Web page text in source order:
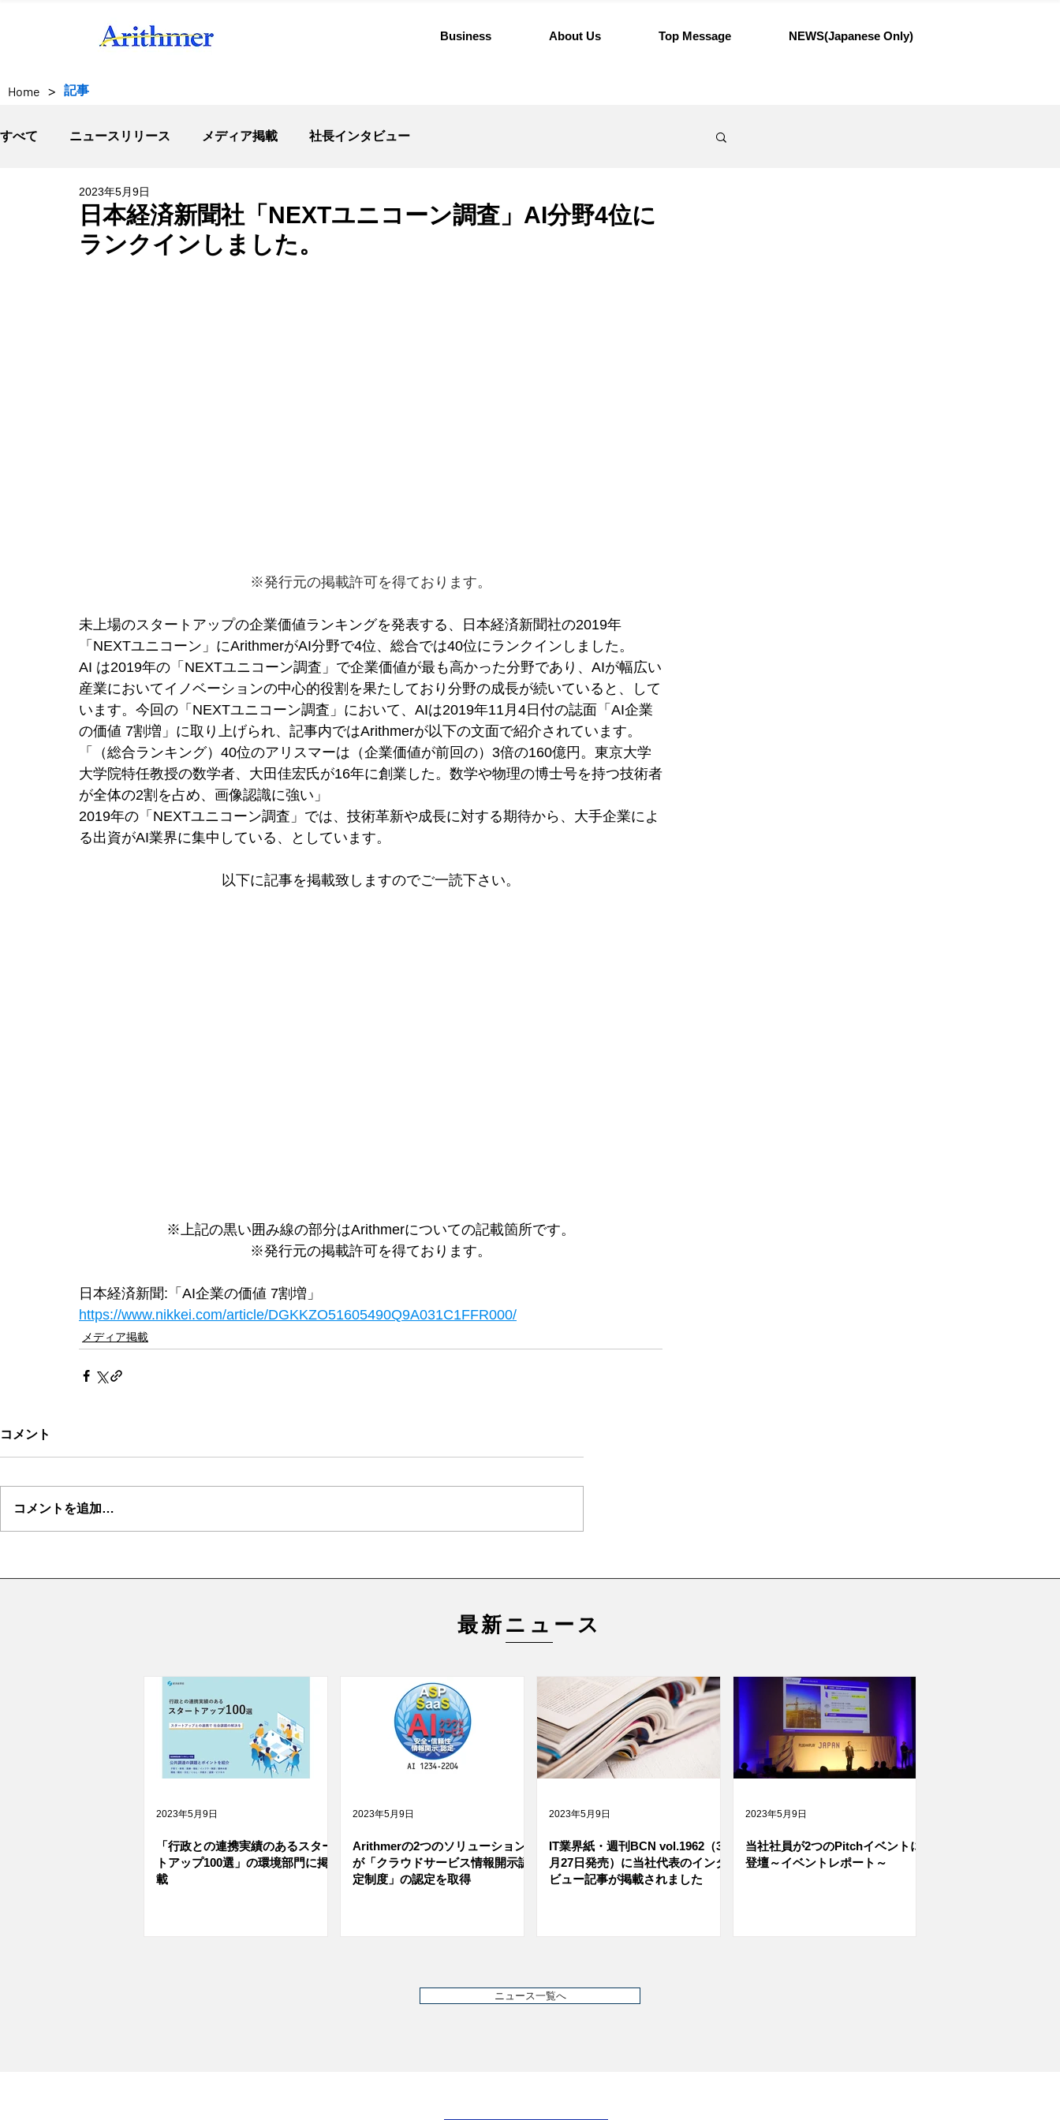
Business About Us Top Message NEWS(Japanese Only)
Home > 記事
すべて ニュースリリース メディア掲載 社長インタビュー
日本経済新聞社「NEXTユニコーン調査」AI分野4位に
ランクインしました。
2023年5月9日
※発行元の掲載許可を得ております。
未上場のスタートアップの企業価値ランキングを発表する、日本経済新聞社の2019年
「NEXTユニコーン」にArithmerがAI分野で4位、総合では40位にランクインしました。
AI は2019年の「NEXTユニコーン調査」で企業価値が最も高かった分野であり、AIが幅広い
産業においてイノベーションの中心的役割を果たしており分野の成長が続いていると、して
います。今回の「NEXTユニコーン調査」において、AIは2019年11月4日付の誌面「AI企業
の価値 7割増」に取り上げられ、記事内ではArithmerが以下の文面で紹介されています。
「（総合ランキング）40位のアリスマーは（企業価値が前回の）3倍の160億円。東京大学
大学院特任教授の数学者、大田佳宏氏が16年に創業した。数学や物理の博士号を持つ技術者
が全体の2割を占め、画像認識に強い」
2019年の「NEXTユニコーン調査」では、技術革新や成長に対する期待から、大手企業によ
る出資がAI業界に集中している、としています。
以下に記事を掲載致しますのでご一読下さい。
※上記の黒い囲み線の部分はArithmerについての記載箇所です。
※発行元の掲載許可を得ております。
日本経済新聞:「AI企業の価値 7割増」
https://www.nikkei.com/article/DGKKZO51605490Q9A031C1FFR000/
メディア掲載
コメント
コメントを追加…
最新ニュース
「行政との連携実績のあるスター
トアップ100選」の環境部門に掲
載
2023年5月9日
Arithmerの2つのソリューション
が「クラウドサービス情報開示認
定制度」の認定を取得
2023年5月9日
IT業界紙・週刊BCN vol.1962（3
月27日発売）に当社代表のインタ
ビュー記事が掲載されました
2023年5月9日
当社社員が2つのPitchイベントに
登壇～イベントレポート～
2023年5月9日
ニュース一覧へ